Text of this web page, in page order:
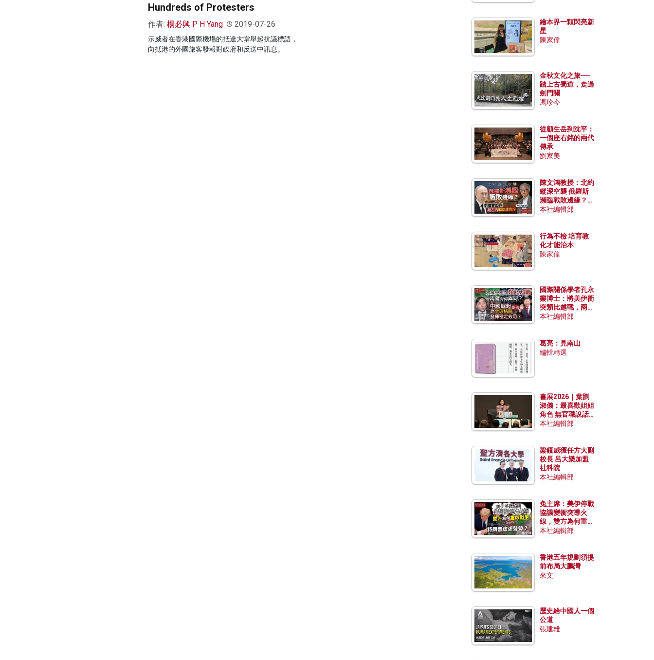
Hundreds of Protesters
作者: 楊必興 P H Yang 2019-07-26
示威者在香港國際機場的抵達大堂舉起抗議標語，
向抵港的外國旅客發報對政府和反送中訊息。
繪本界一顆閃亮新
星
陳家偉
金秋文化之旅──
踏上古蜀道，走過
劍門關
馮珍今
從顧生岳到沈平：
一個座右銘的兩代
傳承
劉家美
陳文鴻教授：北約
縱深空襲 俄羅斯
瀕臨戰敗邊緣？中
國零部件能左右戰
本社編輯部
行為不檢 培育教
化才能治本
陳家偉
國際關係學者孔永
樂博士：將美伊衝
突類比越戰，兩者
有何異同？中國崛
本社編輯部
葛亮：見南山
編輯精選
書展2026｜葉劉
淑儀：最喜歡姐姐
角色 無官職說話
包袱少
本社編輯部
梁鏡威獲任方大副
校長 呂大樂加盟
社科院
本社編輯部
兔主席：美伊停戰
協議變衝突導火
線，雙方為何重啟
戰爭？伊朗一早洞
本社編輯部
香港五年規劃須提
前布局大鵬灣
來文
歷史給中國人一個
公道
張建雄